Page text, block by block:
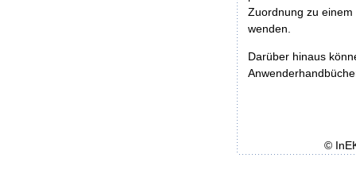
Zuordnung zu
wenden.
Darüber hinaus
©